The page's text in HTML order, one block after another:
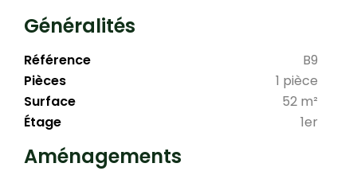
Généralités
Référence
B9
Pièces
1 pièce
Surface
52 m²
Étage
1er
Aménagements